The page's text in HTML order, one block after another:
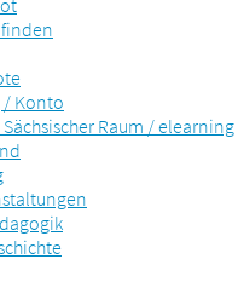
/ Konto
Raum / elearning